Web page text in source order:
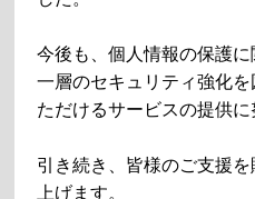
今後も、個人情報の保護
一層のセキュリティ強化
ただけるサービスの提供に
引き続き、皆様のご支援
上げます。